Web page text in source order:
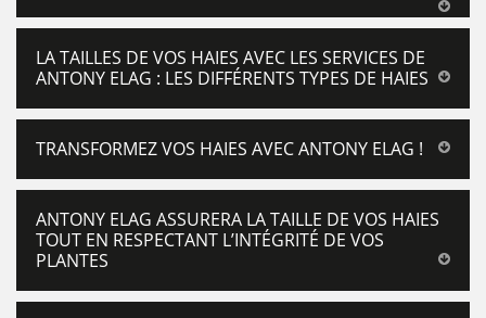
LA TAILLES DE VOS HAIES AVEC LES SERVICES DE
ANTONY ELAG : LES DIFFÉRENTS TYPES DE HAIES
TRANSFORMEZ VOS HAIES AVEC ANTONY ELAG !
ANTONY ELAG ASSURERA LA TAILLE DE VOS HAIES
TOUT EN RESPECTANT L’INTÉGRITÉ DE VOS
PLANTES